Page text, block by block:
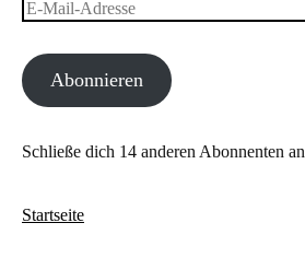
E-
AdresseAbonnieren
Schließe dich 14 anderen Abonnenten an
Startseite